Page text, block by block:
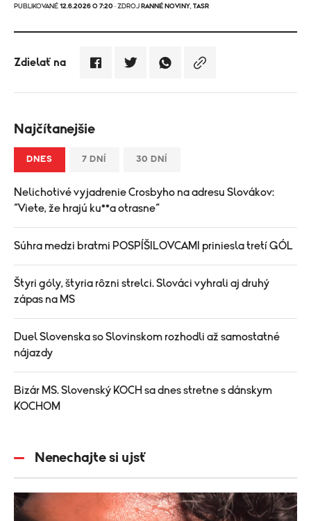
PUBLIKOVANÉ 12.6.2026 O 7:20 · ZDROJ RANNÉ NOVINY, TASR
Zdielať na
Najčítanejšie
DNES 7 DNÍ 30 DNÍ
Nelichotivé vyjadrenie Crosbyho na adresu Slovákov:
“Viete, že hrajú ku**a otrasne“
Súhra medzi bratmi POSPÍŠILOVCAMI priniesla tretí GÓL
Štyri góly, štyria rôzni strelci. Slováci vyhrali aj druhý
zápas na MS
Duel Slovenska so Slovinskom rozhodli až samostatné
nájazdy
Bizár MS. Slovenský KOCH sa dnes stretne s dánskym
KOCHOM
Nenechajte si ujsť